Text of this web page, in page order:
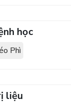
học
Phì
liệu